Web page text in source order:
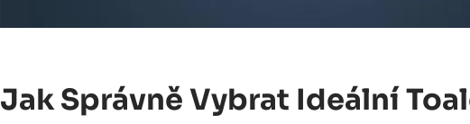
Jak Správně​ Vybrat Ideální